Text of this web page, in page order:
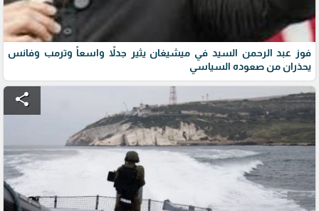
فوز عبد الرحمن السيد في ميشيغان يثير جدلاً واسعاً وترمب وفانس
يحذران من صعوده السياسي
share